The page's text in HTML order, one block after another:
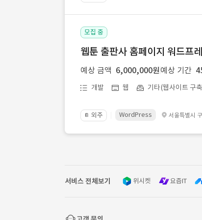
모집 중
웹툰 출판사 홈페이지 워드프
예상 금액 6,000,000원 예상 기간
개발 웹 기타(웹사이트 구
📔 외주 WordPress 서울특별시
서비스 전체보기 위시켓 요즘IT